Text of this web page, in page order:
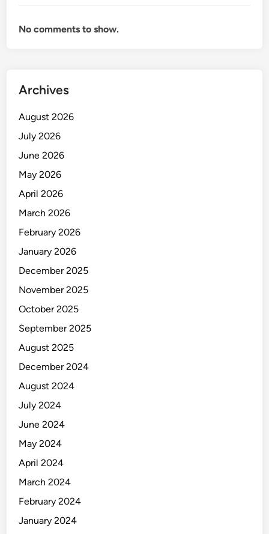
No comments to show.
Archives
August 2026
July 2026
June 2026
May 2026
April 2026
March 2026
February 2026
January 2026
December 2025
November 2025
October 2025
September 2025
August 2025
December 2024
August 2024
July 2024
June 2024
May 2024
April 2024
March 2024
February 2024
January 2024